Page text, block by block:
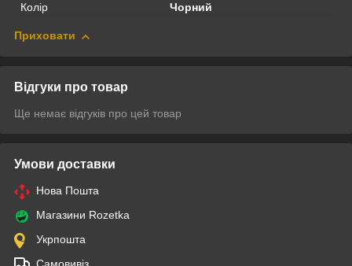
Колір
Чорний
Приховати
Відгуки про товар
Ще немає відгуків про цей товар
Умови доставки
Нова Пошта
Магазини Rozetka
Укрпошта